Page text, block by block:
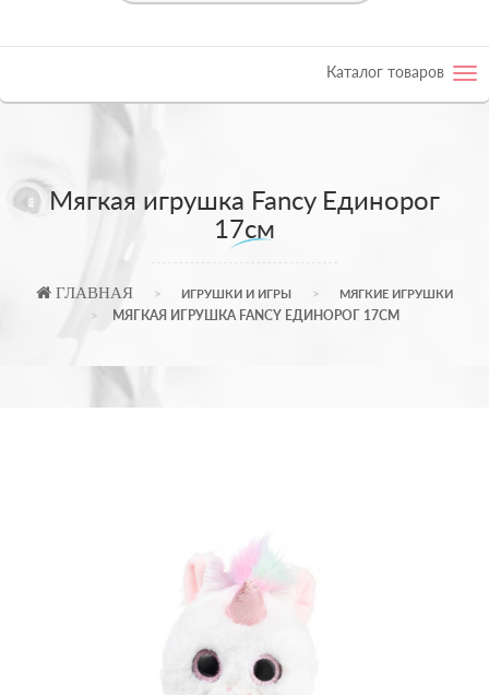
Каталог товаров
Мягкая игрушка Fancy Единорог
17см
ГЛАВНАЯ ИГРУШКИ И ИГРЫ МЯГКИЕ ИГРУШКИ
МЯГКАЯ ИГРУШКА FANCY ЕДИНОРОГ 17СМ